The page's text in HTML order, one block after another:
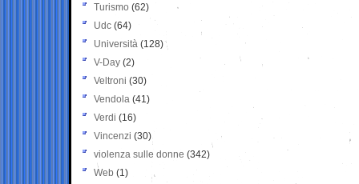
Turismo (62)
Udc (64)
Università (128)
V-Day (2)
Veltroni (30)
Vendola (41)
Verdi (16)
Vincenzi (30)
violenza sulle donne (342)
Web (1)